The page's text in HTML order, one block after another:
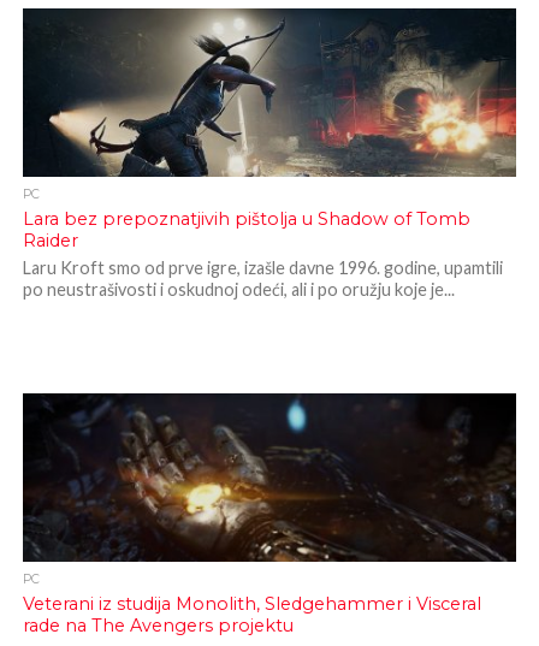
PC
Lara bez prepoznatjivih pištolja u Shadow of Tomb
Raider
Laru Kroft smo od prve igre, izašle davne 1996. godine, upamtili
po neustrašivosti i oskudnoj odeći, ali i po oružju koje je...
PC
Veterani iz studija Monolith, Sledgehammer i Visceral
rade na The Avengers projektu